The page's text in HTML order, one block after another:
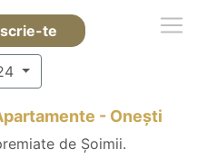
te
- Oneşti
de Șoimii.